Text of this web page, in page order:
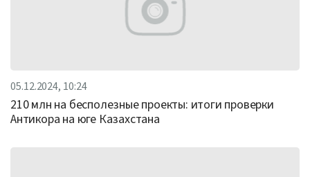
05.12.2024, 10:24
210 млн на бесполезные проекты: итоги проверки
Антикора на юге Казахстана